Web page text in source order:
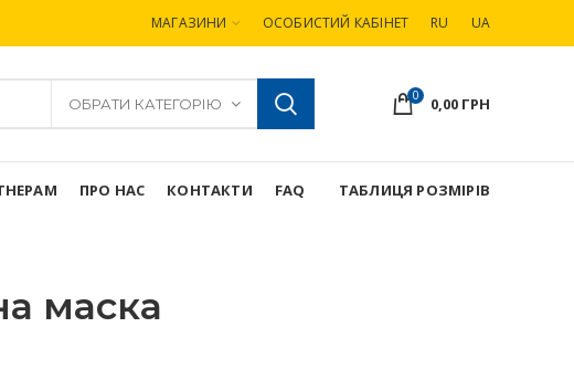
МАГАЗИНИ ОСОБИСТИЙ КАБІНЕТ RU UA
ОБРАТИ КАТЕГОРІЮ 0 0,00 ГРН
ПРО НАС КОНТАКТИ FAQ ТАБЛИЦЯ РОЗМІРІВ
маска